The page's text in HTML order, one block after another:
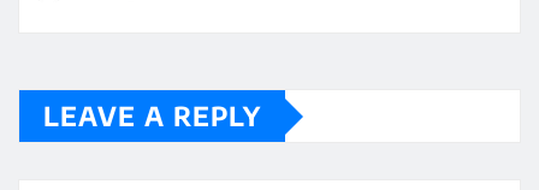
LEAVE A REPLY